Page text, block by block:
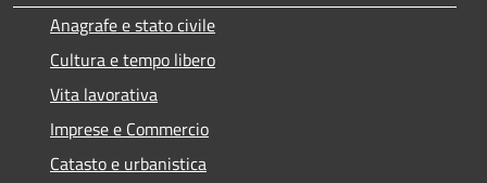
Anagrafe e stato civile
Cultura e tempo libero
Vita lavorativa
Imprese e Commercio
Catasto e urbanistica